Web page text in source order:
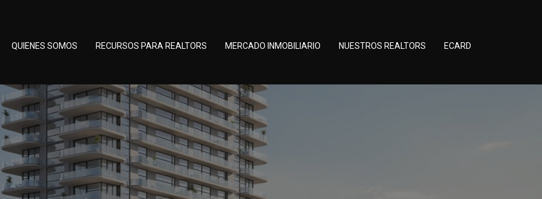
QUIENES SOMOS RECURSOS PARA REALTORS MERCADO INMOBILIARIO NUESTROS REALTORS ECARD